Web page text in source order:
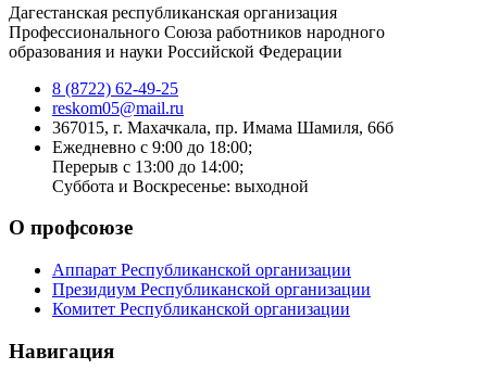
Дагестанская республиканская организация
Профессионального Союза работников народного
образования и науки Российской Федерации
8 (8722) 62-49-25
reskom05@mail.ru
367015, г. Махачкала, пр. Имама Шамиля, 66б
Ежедневно с 9:00 до 18:00;
Перерыв с 13:00 до 14:00;
Суббота и Воскресенье: выходной
О профсоюзе
Аппарат Республиканской организации
Президиум Республиканской организации
Комитет Республиканской организации
Навигация